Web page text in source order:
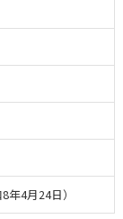
年4月24日）